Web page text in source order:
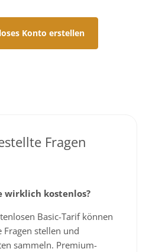
Konto erstellen
Fragen
wirklich kostenlos?
Basic-Tarif können
Fragen stellen und
sammeln. Premium-